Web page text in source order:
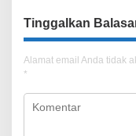
Tinggalkan
Alamat email Anda tidak
*